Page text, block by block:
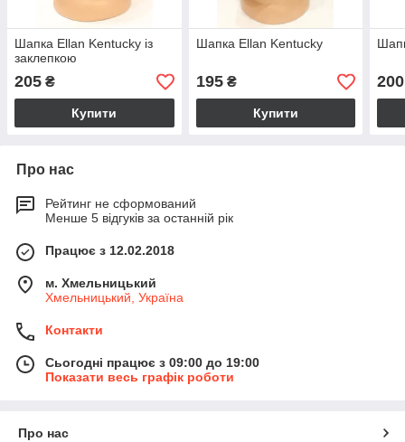
Шапка Ellan Kentucky із
заклепкою
205 ₴
Купити
Шапка Ellan Kentucky
195₴
Купити
200
Про нас
Рейтинг не сформований
Менше 5 відгуків за останній рік
Працює з 12.02.2018
м. Хмельницький
Хмельницький, Україна
Контакти
Сьогодні працює з 09:00 до 19:00
Показати весь графік роботи
Про нас